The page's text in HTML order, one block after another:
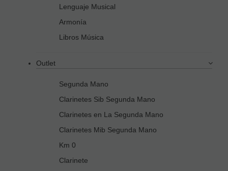
Lenguaje Musical
Armonía
Libros Música
Outlet
Segunda Mano
Clarinetes Sib Segunda Mano
Clarinetes en La Segunda Mano
Clarinetes Mib Segunda Mano
Km 0
Clarinete